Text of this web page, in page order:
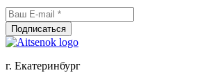
г. Екатеринбург